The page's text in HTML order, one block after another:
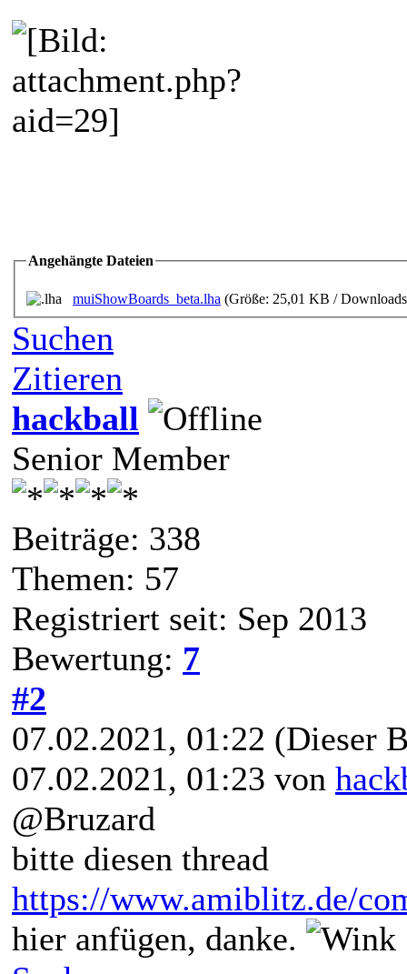
Angehängte Dateien
muiShowBoards_beta.lha (Größe: 25,01 KB /
Suchen
Zitieren
hackball
Senior Member
Beiträge: 338
Themen: 57
Registriert seit: Sep 2013
Bewertung: 7
#2
07.02.2021, 01:22 (Dieser
07.02.2021, 01:23 von
@Bruzard
bitte diesen thread
https://www.amiblitz.de/
hier anfügen, danke.